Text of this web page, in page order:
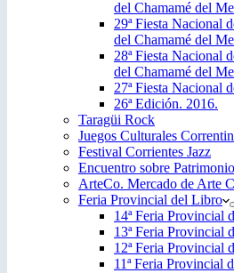
del Chamamé del
29ª Fiesta Nacional
del Chamamé del
28ª Fiesta Nacional
del Chamamé del
27ª Fiesta Nacional
26ª Edición. 2016.
Taragüi Rock
Juegos Culturales
Festival Corrientes Jazz
Encuentro sobre
ArteCo. Mercado de Arte
Feria Provincial del Libro
14ª Feria Provincial
13ª Feria Provincial
12ª Feria Provincial
11ª Feria Provincial